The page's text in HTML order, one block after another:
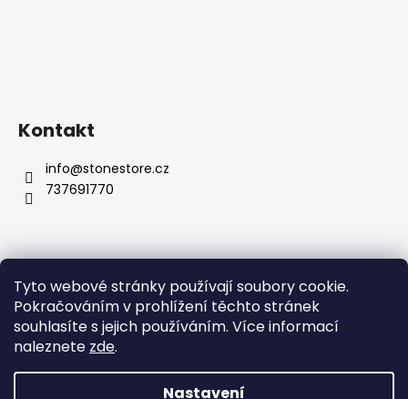
Tyto webové stránky používají soubory cookie.
Pokračováním v prohlížení těchto stránek
souhlasíte s jejich používáním. Více informací
naleznete zde.
Nastavení
Kontakt
info@stonestore.cz
737691770
Obchodní podmínky Podmínky ochrany osobních údajů
Velkoobchod
Kontakty